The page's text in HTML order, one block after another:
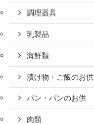
調理器具
乳製品
海鮮類
漬け物・ご飯のお供
パン・パンのお供
肉類